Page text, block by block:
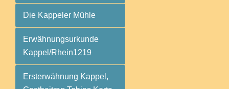
Die Kappeler Mühle
Erwähnungsurkunde
Kappel/Rhein1219
Ersterwähnung Kappel,